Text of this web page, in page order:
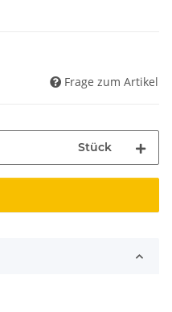
Frage zum Artikel
Stück